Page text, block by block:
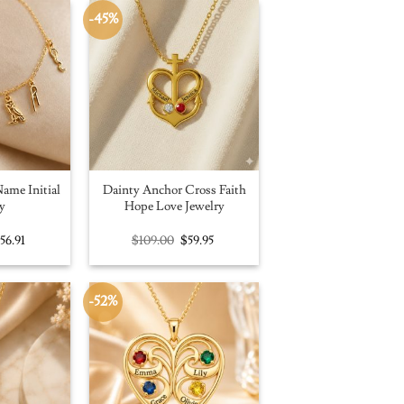
Initial
56.91
is:
-45%
Dainty Anchor Cross Faith
Hope Love Jewelry
$109.00 Original
price
was:
$59.95Current
is:
-52%